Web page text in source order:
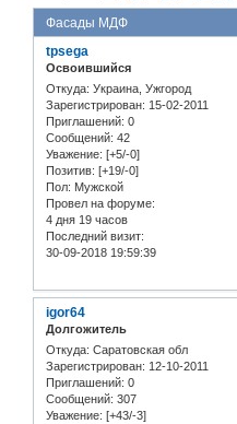
Фасады МДФ
tpsega
Освоившийся
Откуда: Украина, Ужгород
Зарегистрирован: 15-02-2011
Приглашений: 0
Сообщений: 42
Уважение: [+5/-0]
Позитив: [+19/-0]
Пол: Мужской
Провел на форуме:
4 дня 19 часов
Последний визит:
30-09-2018 19:59:39
igor64
Долгожитель
Откуда: Саратовская обл
Зарегистрирован: 12-10-2011
Приглашений: 0
Сообщений: 307
Уважение: [+43/-3]